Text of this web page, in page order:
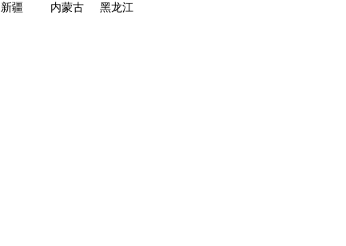
新疆
内蒙古 黑龙江